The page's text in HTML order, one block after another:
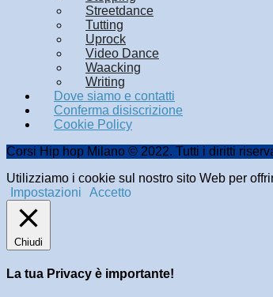
Streetdance
Tutting
Uprock
Video Dance
Waacking
Writing
Dove siamo e contatti
Conferma disiscrizione
Cookie Policy
Corsi Hip hop Milano © 2022. Tutti i diritti
Utilizziamo i cookie sul nostro sito Web per
Impostazioni
Accetto
Chiudi
La tua Privacy è importante!